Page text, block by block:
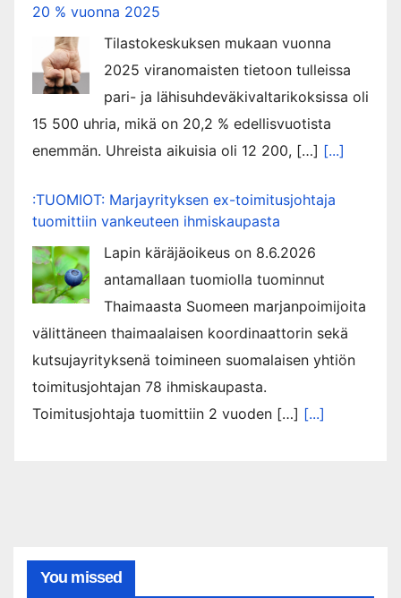
20 % vuonna 2025
Tilastokeskuksen mukaan vuonna
2025 viranomaisten tietoon tulleissa
pari- ja lähisuhdeväkivaltarikoksissa oli
15 500 uhria, mikä on 20,2 % edellisvuotista
enemmän. Uhreista aikuisia oli 12 200, […] [...]
:TUOMIOT: Marjayrityksen ex-toimitusjohtaja
tuomittiin vankeuteen ihmiskaupasta
Lapin käräjäoikeus on 8.6.2026
antamallaan tuomiolla tuominnut
Thaimaasta Suomeen marjanpoimijoita
välittäneen thaimaalaisen koordinaattorin sekä
kutsujayrityksenä toimineen suomalaisen yhtiön
toimitusjohtajan 78 ihmiskaupasta.
Toimitusjohtaja tuomittiin 2 vuoden […] [...]
You missed